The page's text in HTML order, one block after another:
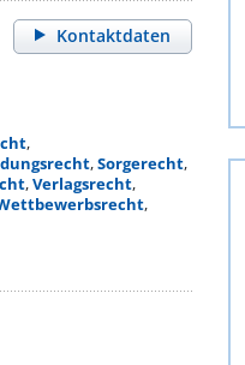
Kontaktdaten
,
,Sorgerecht,
,Verlagsrecht,
,